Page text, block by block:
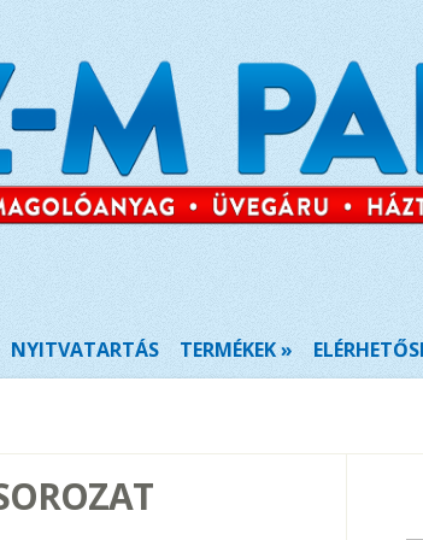
NYITVATARTÁS TERMÉKEK